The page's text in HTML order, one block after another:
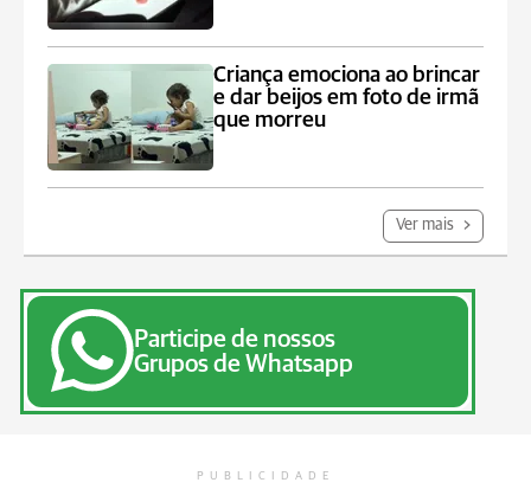
Criança emociona ao brincar
e dar beijos em foto de irmã
que morreu
Ver mais
Participe de nossos
Grupos de Whatsapp
PUBLICIDADE